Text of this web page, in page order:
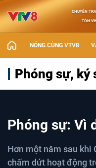
CHUYÊN
TÔN
NÓNG CÙNG VTV8
Phóng sự, ký
Phóng sự: Vì
Hơn một năm sau khi
chấm dứt hoạt động